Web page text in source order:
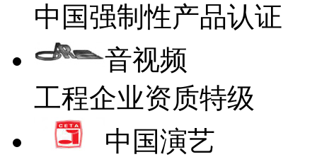
中国强制性产品认证
音视频
工程企业资质特级
中国演艺